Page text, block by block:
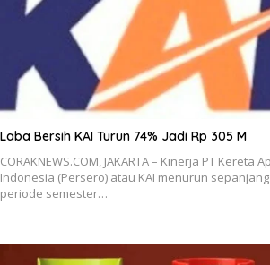
Laba Bersih KAI Turun 74% Jadi Rp 305 M
CORAKNEWS.COM, JAKARTA – Kinerja PT Kereta
Indonesia (Persero) atau KAI menurun sepanjang
periode semester…